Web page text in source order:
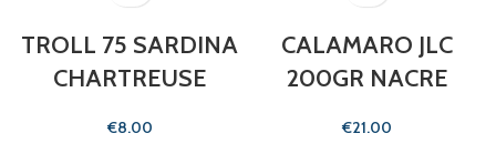
TROLL 75 SARDINA
CHARTREUSE
€
CALAMARO JLC
200GR NACRE
€